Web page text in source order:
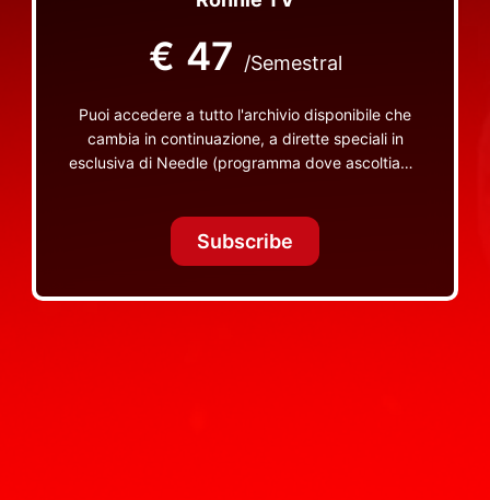
€ 47 /Semestral
Puoi accedere a tutto l'archivio disponibile che
cambia in continuazione, a dirette speciali in
esclusiva di Needle (programma dove ascoltiamo
TV non visibili da nessuna altra parte
Subscribe